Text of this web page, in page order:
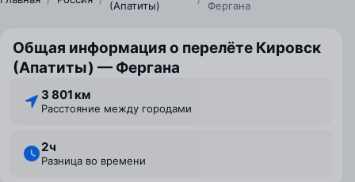
(Апатиты)
Фергана
Общая информация о перелёте Кировск
(Апатиты) — Фергана
3 801 км
Расстояние между городами
2 ⁠ч
Разница во времени